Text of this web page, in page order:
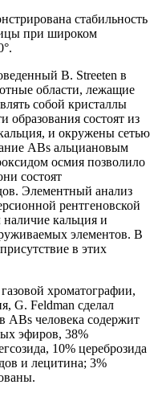
стабильность
при широком
B. Streeten в
области, лежащие
собой кристаллы
образования состоят из
и окружены сетью
АВs альциановым
осмия позволило
состоят
Элементный анализ
рентгеновской
кальция и
элементов. В
в этих
хроматографии,
G. Feldman сделал
ABs человека содержит
эфиров, 38%
10% цереброзида
и лецитина; 3%